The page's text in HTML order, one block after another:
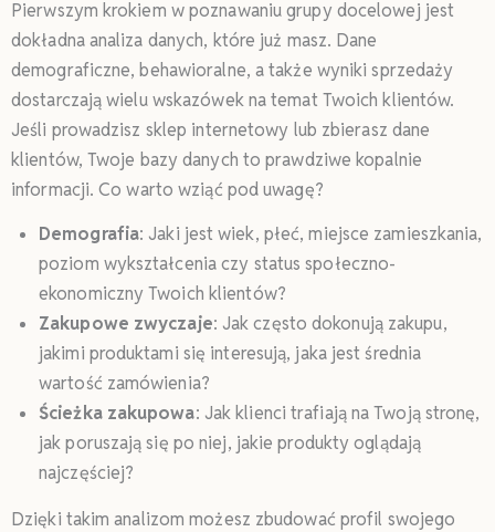
Pierwszym krokiem w poznawaniu grupy docelowej jest
dokładna analiza danych, które już masz. Dane
demograficzne, behawioralne, a także wyniki sprzedaży
dostarczają wielu wskazówek na temat Twoich klientów.
Jeśli prowadzisz sklep internetowy lub zbierasz dane
klientów, Twoje bazy danych to prawdziwe kopalnie
informacji. Co warto wziąć pod uwagę?
Demografia: Jaki jest wiek, płeć, miejsce zamieszkania,
poziom wykształcenia czy status społeczno-
ekonomiczny Twoich klientów?
Zakupowe zwyczaje: Jak często dokonują zakupu,
jakimi produktami się interesują, jaka jest średnia
wartość zamówienia?
Ścieżka zakupowa: Jak klienci trafiają na Twoją stronę,
jak poruszają się po niej, jakie produkty oglądają
najczęściej?
Dzięki takim analizom możesz zbudować profil swojego